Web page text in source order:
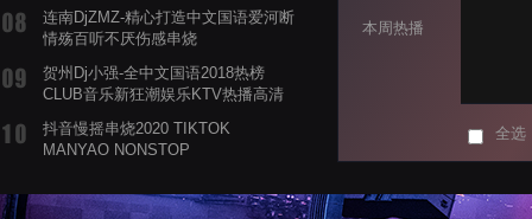
连南DjZMZ-精心打造中文国语爱河断
情殇百听不厌伤感串烧
贺州Dj小强-全中文国语2018热榜
CLUB音乐新狂潮娱乐KTV热播高清
抖音慢摇串烧2020 TIKTOK
MANYAO NONSTOP
蝉爸爸妈妈爱存在夏天的风是想你的
声音啊
本周热播
全选